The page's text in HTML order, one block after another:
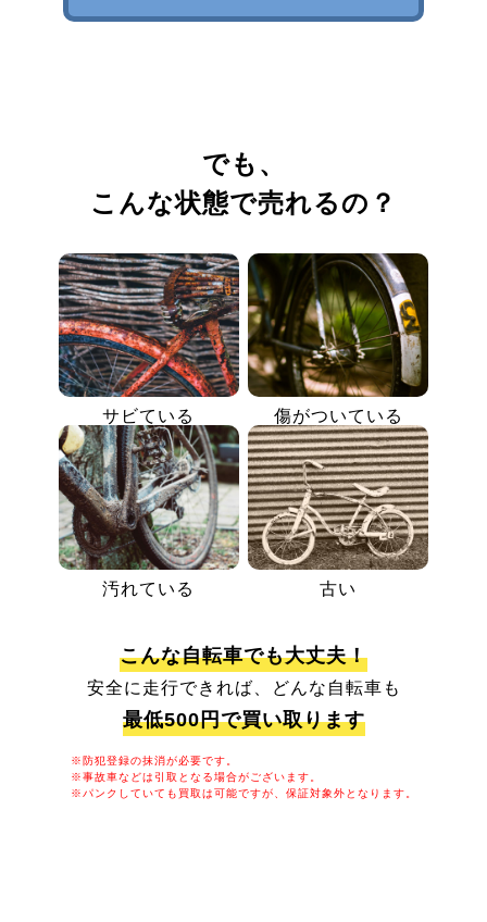
でも、
こんな状態で売れるの？
サビている 傷がついている
汚れている 古い
こんな自転車でも大丈夫！
安全に走行できれば、どんな自転車も
最低500円で買い取ります
※防犯登録の抹消が必要です。
※事故車などは引取となる場合がございます。
※パンクしていても買取は可能ですが、保証対象外となります。